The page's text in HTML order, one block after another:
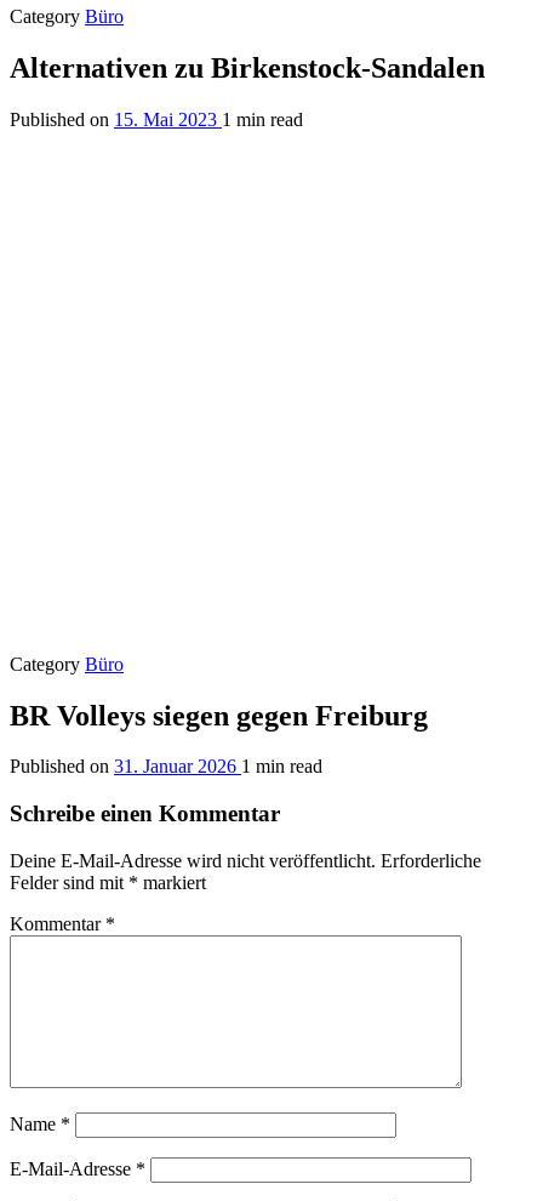
Category Büro
Alternativen zu Birkenstock-Sandalen
Published on 15. Mai 2023 1 min read
Category Büro
BR Volleys siegen gegen Freiburg
Published on 31. Januar 2026 1 min read
Schreibe einen Kommentar
Deine E-Mail-Adresse wird nicht veröffentlicht. Erforderliche
Felder sind mit * markiert
Kommentar *
Name *
E-Mail-Adresse *